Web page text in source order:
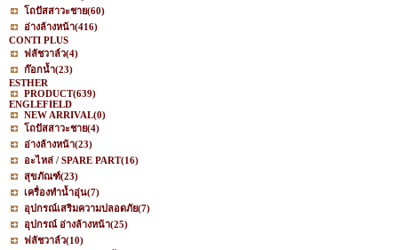
โถปัสสาวะชาย(60)
อ่างล้างหน้า(416)
CONTI PLUS
ฟลัชวาล์ว(4)
ก๊อกน้ำ(23)
ESTHER
PRODUCT(639)
ENGLEFIELD
NEW ARRIVAL(0)
โถปัสสาวะชาย(4)
อ่างล้างหน้า(23)
อะไหล่ / SPARE PART(16)
สุขภัณฑ์(23)
เครื่องทำน้ำอุ่น(7)
อุปกรณ์เสริมความปลอดภัย(7)
อุปกรณ์ อ่างล้างหน้า(25)
ฟลัชวาล์ว(10)